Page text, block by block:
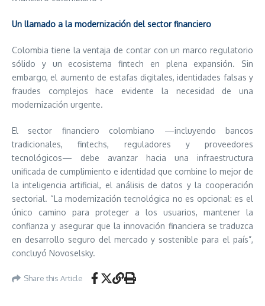
Un llamado a la modernización del sector financiero
Colombia tiene la ventaja de contar con un marco regulatorio
sólido y un ecosistema fintech en plena expansión. Sin
embargo, el aumento de estafas digitales, identidades falsas y
fraudes complejos hace evidente la necesidad de una
modernización urgente.
El sector financiero colombiano —incluyendo bancos
tradicionales, fintechs, reguladores y proveedores
tecnológicos— debe avanzar hacia una infraestructura
unificada de cumplimiento e identidad que combine lo mejor de
la inteligencia artificial, el análisis de datos y la cooperación
sectorial. “La modernización tecnológica no es opcional: es el
único camino para proteger a los usuarios, mantener la
confianza y asegurar que la innovación financiera se traduzca
en desarrollo seguro del mercado y sostenible para el país”,
concluyó Novoselsky.
Share this Article